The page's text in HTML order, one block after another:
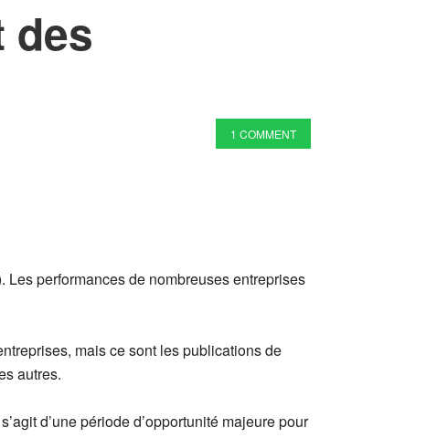
des
1 COMMENT
Les performances de nombreuses entreprises
mais ce sont les publications de
autres.
d’une période d’opportunité majeure pour